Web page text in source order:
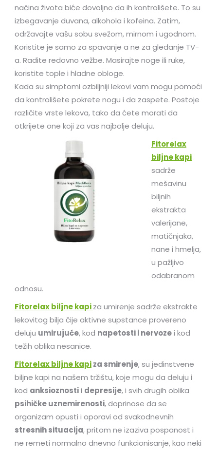
načina života biće dovoljno da ih kontrolišete. To su
izbegavanje duvana, alkohola i kofeina. Zatim,
održavajte vašu sobu svežom, mirnom i ugodnom.
Koristite je samo za spavanje a ne za gledanje TV-
a. Radite redovno vežbe. Masirajte noge ili ruke,
koristite tople i hladne obloge.
Kada su simptomi ozbiljniji lekovi vam mogu pomoći
da kontrolišete pokrete nogu i da zaspete. Postoje
različite vrste lekova, tako da ćete morati da
otkrijete one koji za vas najbolje deluju.
Fitorelax
biljne kapi
sadrže
mešavinu
biljnih
ekstrakta
valerijane,
matičnjaka,
nane i hmelja,
u pažljivo
odabranom
odnosu.
Fitorelax biljne kapiza umirenje sadrže ekstrakte
lekovitog bilja čije aktivne supstance provereno
deluju umirujuće, kod napetosti i nervozei kod
težih oblika nesanice.
Fitorelax biljne kapiza smirenje, su jedinstvene
biljne kapi na našem tržištu, koje mogu da deluju i
kod anksioznostii depresije, i svih drugih oblika
psihičke uznemirenosti, doprinose da se
organizam opusti i oporavi od svakodnevnih
stresnih situacija, pritom ne izaziva pospanost i
ne remeti normalno dnevno funkcionisanje, kao neki